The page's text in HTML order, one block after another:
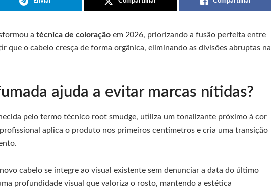
a técnica de coloração em 2026, priorizando a fusão perfeita entre
que o cabelo cresça de forma orgânica, eliminando as divisões abruptas na
ajuda a evitar marcas nítidas?
pelo termo técnico root smudge, utiliza um tonalizante próximo à cor
aplica o produto nos primeiros centímetros e cria uma transição
cabelo se integre ao visual existente sem denunciar a data do último
profundidade visual que valoriza o rosto, mantendo a estética